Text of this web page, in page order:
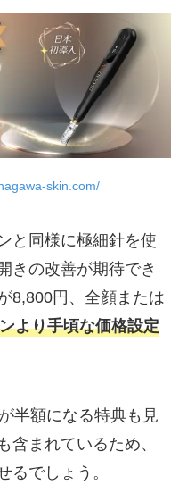
skin.com/
と同様に極細針を使
きの改善が期待でき
8,800円、全顔または
より手頃な価格設定
半額になる特典も見
含まれているため、
るでしょう。